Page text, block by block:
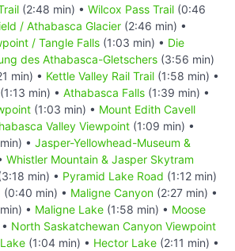
(2:48 min) • Wilcox Pass Trail (0:46
/ Athabasca Glacier (2:46 min) •
/ Tangle Falls (1:03 min) • Die
des Athabasca-Gletschers (3:56 min)
min) • Kettle Valley Rail Trail (1:58 min) •
(1:13 min) • Athabasca Falls (1:39 min) •
(1:03 min) • Mount Edith Cavell
Valley Viewpoint (1:09 min) •
• Jasper-Yellowhead-Museum &
Whistler Mountain & Jasper Skytram
min) • Pyramid Lake Road (1:12 min)
(0:40 min) • Maligne Canyon (2:27 min) •
• Maligne Lake (1:58 min) • Moose
North Saskatchewan Canyon Viewpoint
(1:04 min) • Hector Lake (2:11 min) •